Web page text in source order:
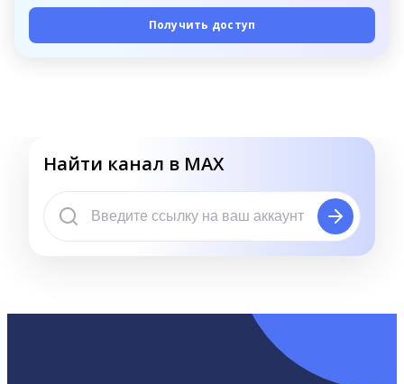
Получить доступ
Найти канал в MAX